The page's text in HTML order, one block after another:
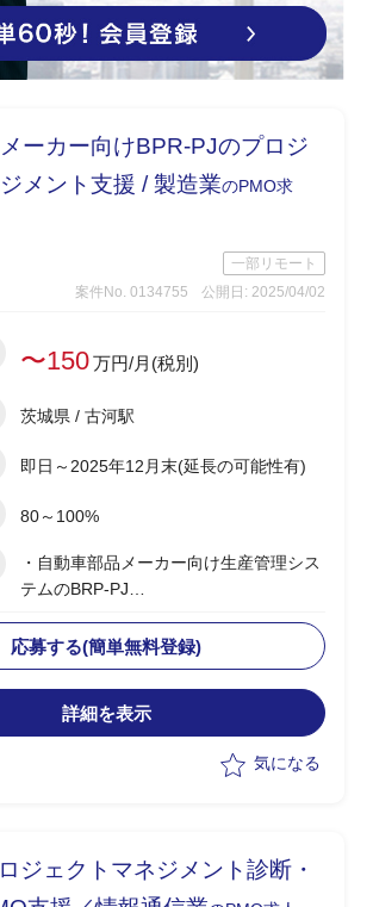
ーカー向けBPR-PJのプロジ
メント支援 / 製造業のPMO求
一部リモート
案件No. 0134755
公開日: 2025/04/02
〜150万円/月(税別)
茨城県 / 古河駅
即日～2025年12月末(延長の可能性有)
80～100%
・自動車部品メーカー向け生産管理シス
テムのBRP-PJ
・現在要件定義が終了段階で、4月から
開発フェーズに突入
・要件定義内容を開発ベンダーへの連携
する作業
・各種検討会ファシリテーション、ドキ
応募する(簡単無料登録)
詳細を表示
気になる
ジェクトマネジメント診断・